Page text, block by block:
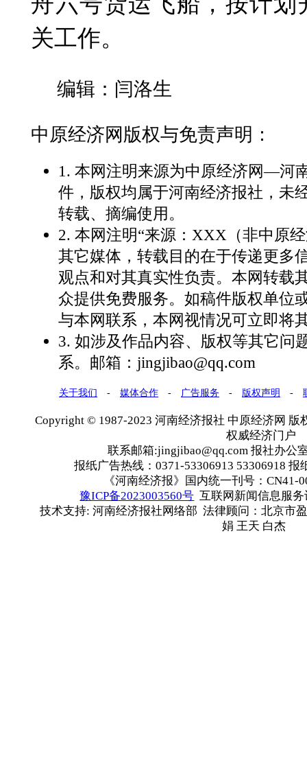
关工作。
编辑：闫洛生
中原经济网版权与免责声明：
1. 本网注明来源为中原经济网—河
件，版权均属于河南经济报社，未
转载、摘编使用。
2. 本网注明“来源：XXX（非中原
其它媒体，转载目的在于传递更多
观点和对其真实性负责。本网转载
众提供免费服务。如稿件版权单位
与本网联系，本网视情况可立即将
3. 如涉及作品内容、版权等其它问
系。邮箱：jingjibao@qq.com
关于我们 - 媒体合作 - 广告服务 - 版权声明 -
Copyright © 1987-2023 河南经济报社 中原经济网 版
权威经济门户
联系邮箱:jingjibao@qq.com 报社办公
报纸广告热线：0371-53306913 53306918 报
《河南经济报》国内统一刊号：
豫ICP备2023003560号 互联网新闻信息服
技术支持: 河南经济报社网络部 法律顾问：北京市
娟 王天 白杰